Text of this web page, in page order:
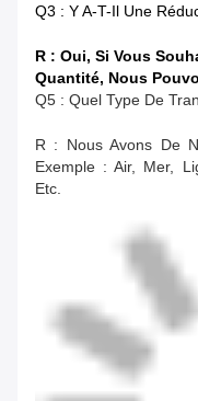
Q3 : Y A-T-Il Une
R : Oui, Si Vous
Quantité, Nous
Q5 : Quel Type De
R : Nous Avons De
Exemple : Air, Mer,
Etc.